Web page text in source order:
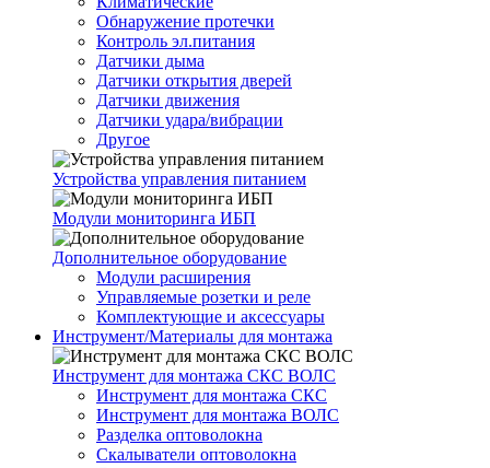
Обнаружение протечки
Контроль эл.питания
Датчики дыма
Датчики открытия дверей
Датчики движения
Датчики удара/вибрации
Другое
Устройства управления питанием
Модули мониторинга ИБП
Дополнительное оборудование
Модули расширения
Управляемые розетки и реле
Комплектующие и аксессуары
Инструмент/Материалы для монтажа
Инструмент для монтажа СКС ВОЛС
Инструмент для монтажа СКС
Инструмент для монтажа ВОЛС
Разделка оптоволокна
Скалыватели оптоволокна